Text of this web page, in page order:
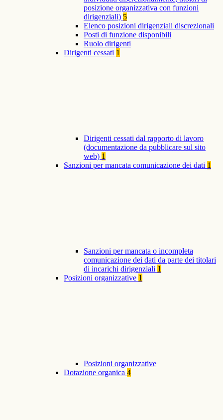
posizione organizzativa con funzioni
dirigenziali) 5
Elenco posizioni dirigenziali discrezionali
Posti di funzione disponibili
Ruolo dirigenti
Dirigenti cessati 1
Dirigenti cessati dal rapporto di lavoro
(documentazione da pubblicare sul sito
web) 1
Sanzioni per mancata comunicazione dei dati 1
Sanzioni per mancata o incompleta
comunicazione dei dati da parte dei titolari
di incarichi dirigenziali 1
Posizioni organizzative 1
Posizioni organizzative
Dotazione organica 4